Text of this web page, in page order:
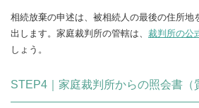
相続放棄の申述は、被相続人の最後の住所地
出します。家庭裁判所の管轄は、 裁判所の公
しょう。
STEP4｜家庭裁判所からの照会書（